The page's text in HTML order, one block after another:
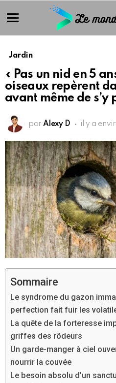
Jardin
« Pas un nid en 5
oiseaux repèrent
avant même de s’y
par Alexy D il y a
Sommaire
Le syndrome du gazon
perfection fait fuir les
La quête de la forteresse
griffes des rôdeurs
Un garde-manger à ciel
nourrir la couvée
Le besoin absolu d’un